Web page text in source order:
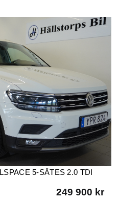
5-SÄTES 2.0 TDI
249 900 kr